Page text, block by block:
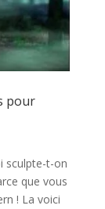
pour
sculpte-t-on
que vous
! La voici